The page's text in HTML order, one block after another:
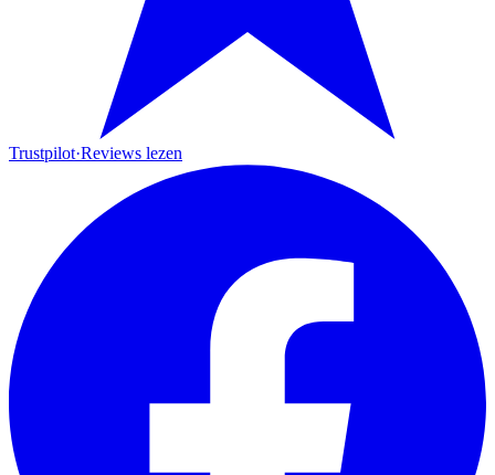
Trustpilot·Reviews lezen